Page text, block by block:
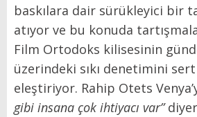
baskılara dair sürükleyici bir
atıyor ve bu konuda
Film Ortodoks kilisesinin
üzerindeki sıkı denetimini
eleştiriyor. Rahip Otets
gibi insana çok ihtiyacı var”